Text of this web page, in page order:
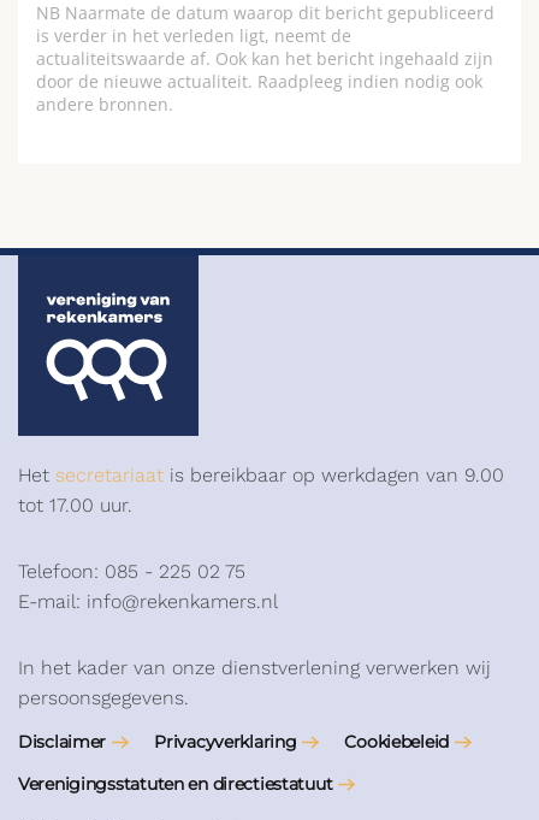
NB Naarmate de datum waarop dit bericht gepubliceerd
is verder in het verleden ligt, neemt de
actualiteitswaarde af. Ook kan het bericht ingehaald zijn
door de nieuwe actualiteit. Raadpleeg indien nodig ook
andere bronnen.
Het secretariaat is bereikbaar op werkdagen van 9.00
tot 17.00 uur.
Telefoon: 085 - 225 02 75
E-mail: info@rekenkamers.nl
In het kader van onze dienstverlening verwerken wij
persoonsgegevens.
Disclaimer Privacyverklaring
Cookiebeleid
Verenigingsstatuten en directiestatuut